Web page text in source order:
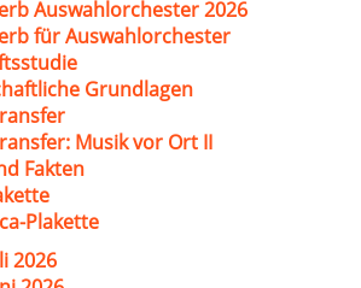
Auswahlorchester 2026
für Auswahlorchester
Grundlagen
Musik vor Ort II
Fakten
Plakette
2026